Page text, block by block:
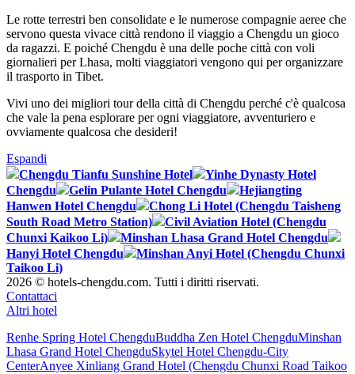
Le rotte terrestri ben consolidate e le numerose compagnie aeree che
servono questa vivace città rendono il viaggio a Chengdu un gioco
da ragazzi. E poiché Chengdu è una delle poche città con voli
giornalieri per Lhasa, molti viaggiatori vengono qui per organizzare
il trasporto in Tibet.
Vivi uno dei migliori tour della città di Chengdu perché c'è qualcosa
che vale la pena esplorare per ogni viaggiatore, avventuriero e
ovviamente qualcosa che desideri!
Espandi
Chengdu Tianfu Sunshine Hotel
Yinhe Dynasty Hotel
Chengdu
Gelin Pulante Hotel Chengdu
Hejiangting
Hanwen Hotel Chengdu
Chong Li Hotel (Chengdu Taisheng
South Road Metro Station)
Civil Aviation Hotel (Chengdu
Chunxi Kaikoo Li)
Minshan Lhasa Grand Hotel Chengdu
Hanyi Hotel Chengdu
Minshan Anyi Hotel (Chengdu Chunxi
Taikoo Li)
2026 © hotels-chengdu.com. Tutti i diritti riservati.
Contattaci
Altri hotel
Renhe Spring Hotel ChengduBuddha Zen Hotel ChengduMinshan
Lhasa Grand Hotel ChengduSkytel Hotel Chengdu-City
CenterAnyee Xinliang Grand Hotel (Chengdu Chunxi Road Taikoo